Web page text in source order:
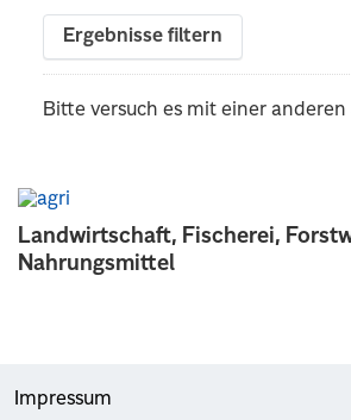
Landwirtschaft, Fischerei,
Nahrungsmittel
Ergebnisse filtern
Bitte versuch es mit einer anderen
Impressum